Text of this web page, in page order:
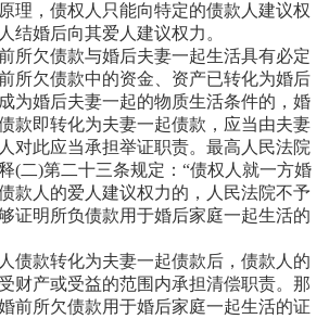
理，债权人只能向特定的债款人建议权
结婚后向其爱人建议权力。
所欠债款与婚后夫妻一起生活具有必定
所欠债款中的资金、资产已转化为婚后
为婚后夫妻一起的物质生活条件的，婚
款即转化为夫妻一起债款，应当由夫妻
对此应当承担举证职责。最高人民法院
(二)第二十三条规定：“债权人就一方婚
款人的爱人建议权力的，人民法院不予
证明所负债款用于婚后家庭一起生活的
债款转化为夫妻一起债款后，债款人的
财产或受益的范围内承担清偿职责。那
前所欠债款用于婚后家庭一起生活的证